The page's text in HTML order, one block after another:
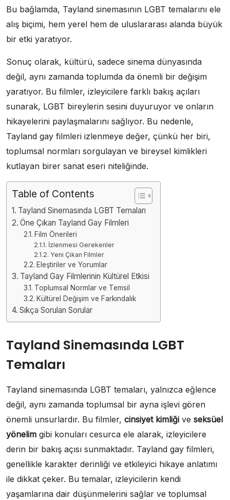
Bu bağlamda, Tayland sinemasının LGBT temalarını ele
alış biçimi, hem yerel hem de uluslararası alanda büyük
bir etki yaratıyor.
Sonuç olarak, kültürü, sadece sinema dünyasında
değil, aynı zamanda toplumda da önemli bir değişim
yaratıyor. Bu filmler, izleyicilere farklı bakış açıları
sunarak, LGBT bireylerin sesini duyuruyor ve onların
hikayelerini paylaşmalarını sağlıyor. Bu nedenle,
Tayland gay filmleri izlenmeye değer, çünkü her biri,
toplumsal normları sorgulayan ve bireysel kimlikleri
kutlayan birer sanat eseri niteliğinde.
Table of Contents
Tayland Sinemasında LGBT Temaları
Öne Çıkan Tayland Gay Filmleri
Film Önerileri
İzlenmesi Gerekenler
Yeni Çıkan Filmler
Eleştiriler ve Yorumlar
Tayland Gay Filmlerinin Kültürel Etkisi
Toplumsal Normlar ve Temsil
Kültürel Değişim ve Farkındalık
Sıkça Sorulan Sorular
Tayland Sinemasında LGBT
Temaları
Tayland sinemasında LGBT temaları, yalnızca eğlence
değil, aynı zamanda toplumsal bir ayna işlevi gören
önemli unsurlardır. Bu filmler, cinsiyet kimliği ve seksüel
yönelim gibi konuları cesurca ele alarak, izleyicilere
derin bir bakış açısı sunmaktadır. Tayland gay filmleri,
genellikle karakter derinliği ve etkileyici hikaye anlatımı
ile dikkat çeker. Bu temalar, izleyicilerin kendi
yaşamlarına dair düşünmelerini sağlar ve toplumsal